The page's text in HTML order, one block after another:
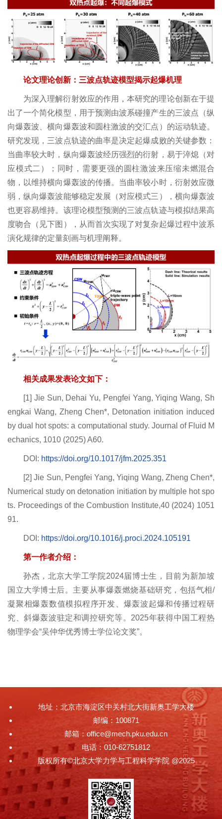
论文理论创新：三波点轨迹模型揭示起爆机理
为深入理解衍射效应的作用，本研究的理论创新在于提
出了一个简化模型，用于预测由波系碰撞产生的三波点（纵
向爆轰波、横向爆轰波和圆柱激波的交汇点）的运动轨迹。
研究发现，三波点轨迹的曲率是决定起爆成败的关键参数：
当曲率较大时，纵向爆轰波经历强烈的衍射，易于淬熄（对
应模式二）；同时，需要更强的圆柱激波来压缩未燃混合
物，以维持横向爆轰波的传播。当曲率较小时，衍射效应微
弱，纵向爆轰波能够稳定发展（对应模式三），横向爆轰波
也更容易维持。该理论模型预测的三波点轨迹与模拟结果高
度吻合（见下图），从而首次实现了对复杂起爆过程中波系
演化规律的定量刻画与机理阐释。
相关成果发表论文如下：
[1] Jie Sun, Dehai Yu, Pengfei Yang, Yiqing Wang, Sh
engkai Wang, Zheng Chen*, Detonation initiation induced
by dual hot spots: a computational study. Journal of Fluid M
echanics, 1010 (2025) A60.
DOI: https://doi.org/10.1017/jfm.2025.351
[2] Jie Sun, Pengfei Yang, Yiqing Wang, Zheng Chen*,
Numerical study on detonation initiation by multiple hot spo
ts. Proceedings of the Combustion Institute,40 (2024) 1051
91.
DOI: https://doi.org/10.1016/j.proci.2024.105191
第一作者介绍：
孙杰，北京大学工学院2024届博士生，目前为新加坡
国立大学博士后。主要从事爆轰燃烧基础研究，包括气相/
凝聚相爆轰数值模拟程序开发、爆轰波起爆和传播过程研
究、斜爆轰波驻定和调控研究等。2025年获得中国工程热
物理学会“吴仲华优秀博士学位论文奖”。
地址：北京市海淀区中关村北大街新奥工学大楼
邮编：100871
邮箱：office@mech.pku.edu.cn
电话：010-62751812
版权所有©北京大学力学与工程科学学院 @2025